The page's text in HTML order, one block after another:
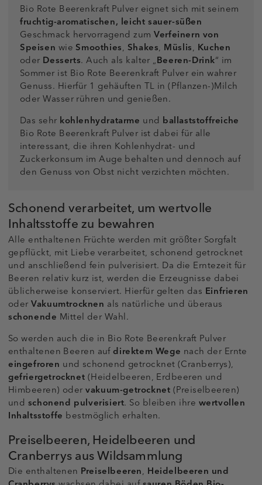
Bio Rote Beerenkraft Pulver eignet sich mit seinem
fruchtig-aromatischen, leicht sauer-süßen
Geschmack hervorragend zumVerfeinern von
Speisen wieSmoothies, Shakes, Müslis, Kuchen
oder Desserts. Auch als kalter „Beeren-Drink“ im
Sommer ist Bio Rote Beerenkraft Pulver ein wahrer
Genuss. Hierfür 1 gehäuften TL in (Pflanzen-)Milch
oder Wasser rühren und genießen.
Das sehr kohlenhydratarme und ballaststoffreiche
Bio Rote Beerenkraft Pulver ist dabei für alle
interessant, die ihren Kohlenhydrat- und
Zuckerkonsum im Auge behalten und dennoch auf
den Genuss von Obst nicht verzichten möchten.
Schonend verarbeitet, um wertvolle
Inhaltsstoffe zu bewahren
Alle enthaltenen Früchte werden mit größter Sorgfalt
gepflückt, mit Liebe verarbeitet, schonend getrocknet
und anschließend fein pulverisiert. Da die Erntezeit für
Beeren relativ kurz ist, werden die Erzeugnisse dabei
üblicherweise konserviert. Hierfür gelten das Einfrieren
oderVakuumtrocknen als natürliche und überaus
schonende Mittel der Wahl.
So werden auch die in Bio Rote Beerenkraft Pulver
enthaltenen Beeren aufdirektem Wege nach der Ernte
eingefroren und schonend getrocknet (Cranberrys),
gefriergetrocknet(Heidelbeeren, Erdbeeren und
Himbeeren) odervakuum-getrocknet(Preiselbeeren)
und schonend pulverisiert. So bleiben ihre wertvollen
Inhaltsstoffe bestmöglich erhalten.
Preiselbeeren, Heidelbeeren und
Cranberrys aus Wildsammlung
Die enthaltenen Preiselbeeren, Heidelbeeren und